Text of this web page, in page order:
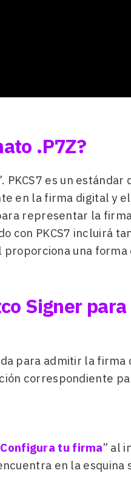
.P7Z?
PKCS7 es un
en la firma digital y
representar la
con PKCS7 incluirá
una
Signer
para admitir la firma
correspondiente
Configura tu firma” al
en la